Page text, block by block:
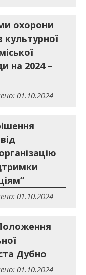
охорони
культурної
на 2024 –
01.10.2024
01.10.2024
Дубно
01.10.2024